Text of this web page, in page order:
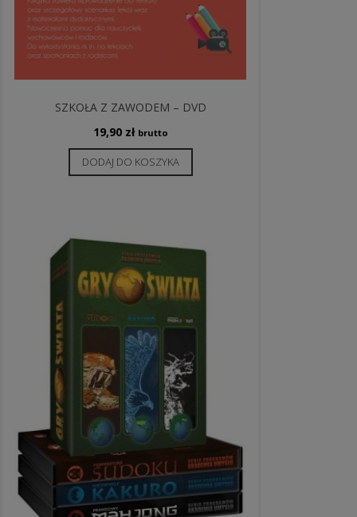
SZKOŁA Z ZAWODEM – DVD
19,90 zł brutto
DODAJ DO KOSZYKA